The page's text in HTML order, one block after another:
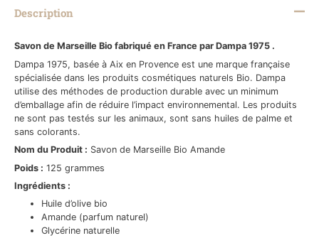
Description
Savon de Marseille Bio fabriqué en France par Dampa 1975 .
Dampa 1975, basée à Aix en Provence est une marque française
spécialisée dans les produits cosmétiques naturels Bio. Dampa
utilise des méthodes de production durable avec un minimum
d’emballage afin de réduire l’impact environnemental. Les produits
ne sont pas testés sur les animaux, sont sans huiles de palme et
sans colorants.
Nom du Produit : Savon de Marseille Bio Amande
Poids : 125 grammes
Ingrédients :
Huile d’olive bio
Amande (parfum naturel)
Glycérine naturelle